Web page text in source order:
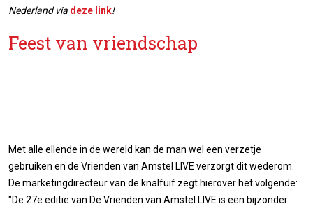
Nederland via deze link!
Feest van vriendschap
Met alle ellende in de wereld kan de man wel een verzetje
gebruiken en de Vrienden van Amstel LIVE verzorgt dit wederom.
De marketingdirecteur van de knalfuif zegt hierover het volgende:
"De 27e editie van De Vrienden van Amstel LIVE is een bijzonder